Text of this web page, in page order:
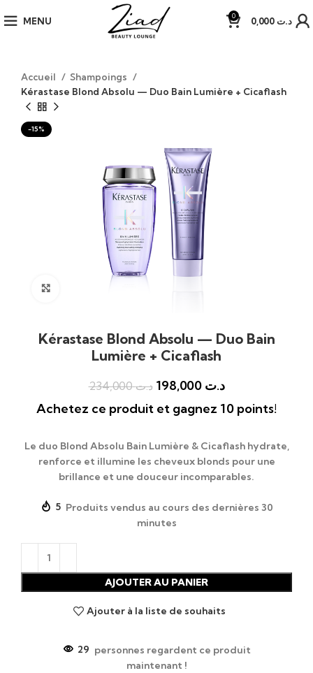
MENU 0 د.ت
Accueil
Shampoings
Kérastase Blond Absolu — Duo Bain Lumière + Cicaflash
-15%
Kérastase Blond Absolu — Duo Bain
Lumière + Cicaflash
د.ت234,000 د.ت 198,000
Achetez ce produit et gagnez 10 points!
Le duo Blond Absolu Bain Lumière & Cicaflashhydrate,
renforce et illumine les cheveux blonds pour une
brillance et une douceur incomparables.
5 Produits vendus au cours des dernières 30
minutes
AJOUTER AU PANIER
Ajouter à la liste de souhaits
29 personnes regardent ce produit
maintenant !